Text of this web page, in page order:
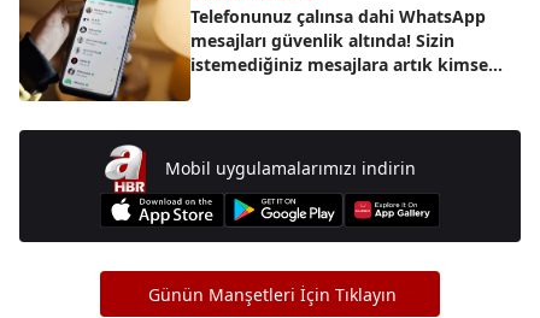
Telefonunuz çalınsa dahi WhatsApp
mesajları güvenlik altında! Sizin
istemediğiniz mesajlara artık kimse
Mobil uygulamalarımızı indirin
Günün Manşetleri İçin Tıklayın